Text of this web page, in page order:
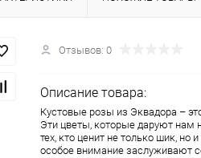
Отзывов: 0
Описание товара:
Кустовые розы из Эквадора –
Эти цветы, которые даруют нам
тех, кто ценит не только шик, но
особое внимание заслуживают